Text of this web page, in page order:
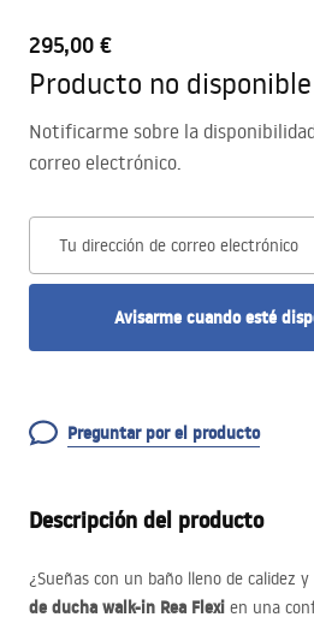
295,00 €
Producto no disponible
Notificarme sobre la
correo electrónico.
Tu dirección de correo electrónico
Avisarme cuando esté
Preguntar por el producto
Descripción del producto
¿Sueñas con un baño lleno de calidez
de ducha walk-in Rea Flexi en una